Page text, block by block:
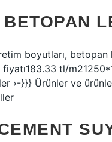
boyutları,
tl/
›-}}} Ürünler ve ürünler›